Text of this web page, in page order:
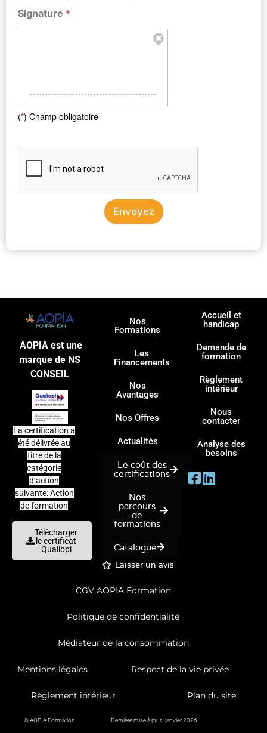
Signature *
(*) Champ obligatoire
Envoyez
AOPIA est une
marque de NS
CONSEIL
La certification a
été délivrée au
titre de la
catégorie
d’action
suivante: Action
de formation
Télécharger
le certificat
Qualiopi
Nos
Formations
Les
Financements
Nos
Avantages
Nos Offres
Actualités
Le coût des
certifications
Nos
parcours
de
formations
Catalogue
Laisser un avis
Accueil et
handicap
Demande de
formation
Règlement
intérieur
Nous
contacter
Analyse des
besoins
CGV AOPIA Formation
Politique de confidentialité
Médiateur de la consommation
Mentions légales Respect de la vie privée
Règlement intérieur Plan du site
© AOPIA Formation Dernière mise à jour : janvier 2026